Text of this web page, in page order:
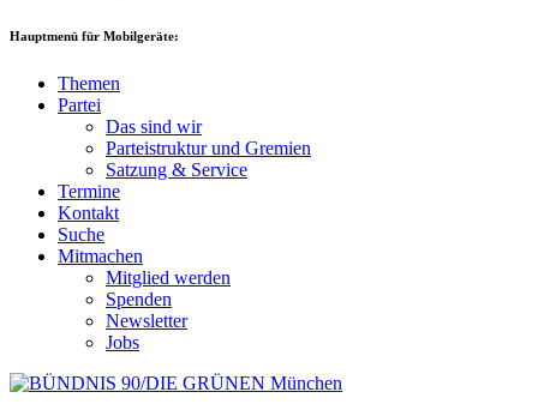
Hauptmenü für Mobilgeräte:
Themen
Partei
Das sind wir
Parteistruktur und Gremien
Satzung & Service
Termine
Kontakt
Suche
Mitmachen
Mitglied werden
Spenden
Newsletter
Jobs